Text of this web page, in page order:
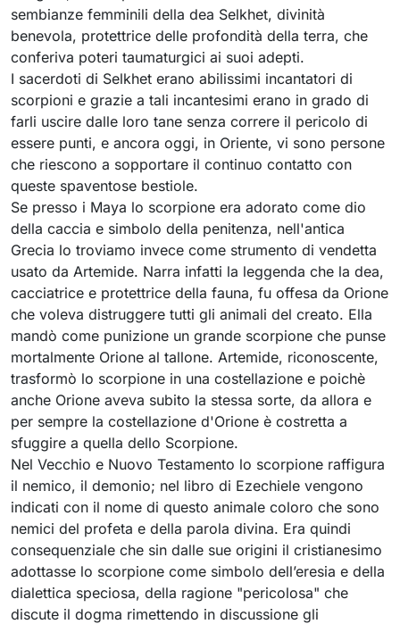
sembianze femminili della dea Selkhet, divinità
benevola, protettrice delle profondità della terra, che
conferiva poteri taumaturgici ai suoi adepti.
I sacerdoti di Selkhet erano abilissimi incantatori di
scorpioni e grazie a tali incantesimi erano in grado di
farli uscire dalle loro tane senza correre il pericolo di
essere punti, e ancora oggi, in Oriente, vi sono persone
che riescono a sopportare il continuo contatto con
queste spaventose bestiole.
Se presso i Maya lo scorpione era adorato come dio
della caccia e simbolo della penitenza, nell'antica
Grecia lo troviamo invece come strumento di vendetta
usato da Artemide. Narra infatti la leggenda che la dea,
cacciatrice e protettrice della fauna, fu offesa da Orione
che voleva distruggere tutti gli animali del creato. Ella
mandò come punizione un grande scorpione che punse
mortalmente Orione al tallone. Artemide, riconoscente,
trasformò lo scorpione in una costellazione e poichè
anche Orione aveva subito la stessa sorte, da allora e
per sempre la costellazione d'Orione è costretta a
sfuggire a quella dello Scorpione.
Nel Vecchio e Nuovo Testamento lo scorpione raffigura
il nemico, il demonio; nel libro di Ezechiele vengono
indicati con il nome di questo animale coloro che sono
nemici del profeta e della parola divina. Era quindi
consequenziale che sin dalle sue origini il cristianesimo
adottasse lo scorpione come simbolo dell’eresia e della
dialettica speciosa, della ragione "pericolosa" che
discute il dogma rimettendo in discussione gli